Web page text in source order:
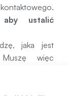
ustalić
jaka jest
więc
i jak